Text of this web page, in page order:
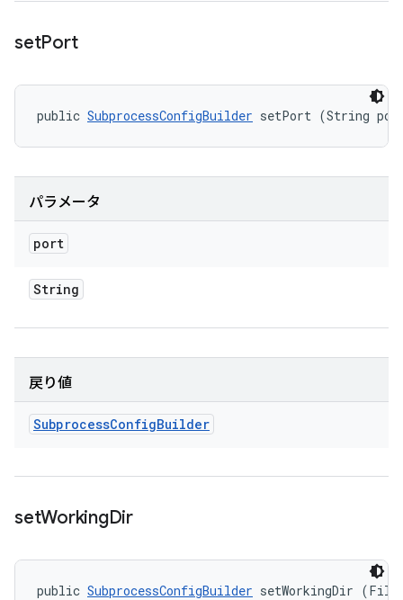
setPort
public SubprocessConfigBuilder setPort (String
パラメータ
port
String
戻り値
SubprocessConfigBuilder
setWorkingDir
public SubprocessConfigBuilder setWorkingDir